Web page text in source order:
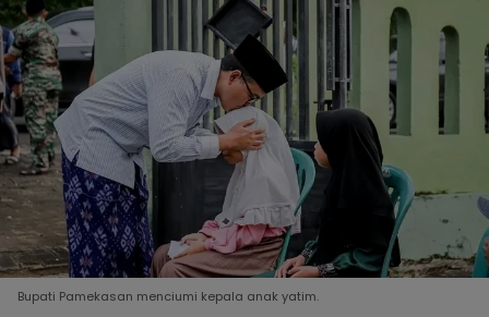
Bupati Pamekasan menciumi kepala anak yatim.